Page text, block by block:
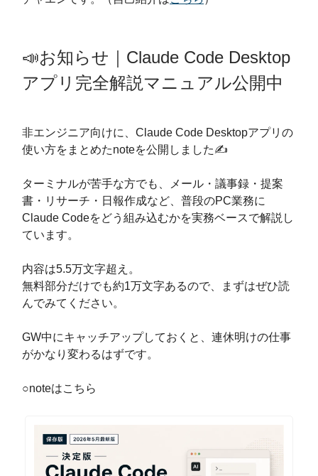
📣お知らせ｜Claude Code Desktop
アプリ完全解説マニュアル公開中
非エンジニア向けに、Claude Code Desktopアプリの
使い方をまとめたnoteを公開しました✍️
ターミナルが苦手な方でも、メール・議事録・提案
書・リサーチ・日報作成など、普段のPC業務に
Claude Codeをどう組み込むかを実務ベースで解説し
ています。
内容は5.5万文字超え。
無料部分だけでも約1万文字あるので、まずはぜひ読
んでみてください。
GW中にキャッチアップしておくと、連休明けの仕事
がかなり変わるはずです。
○noteはこちら